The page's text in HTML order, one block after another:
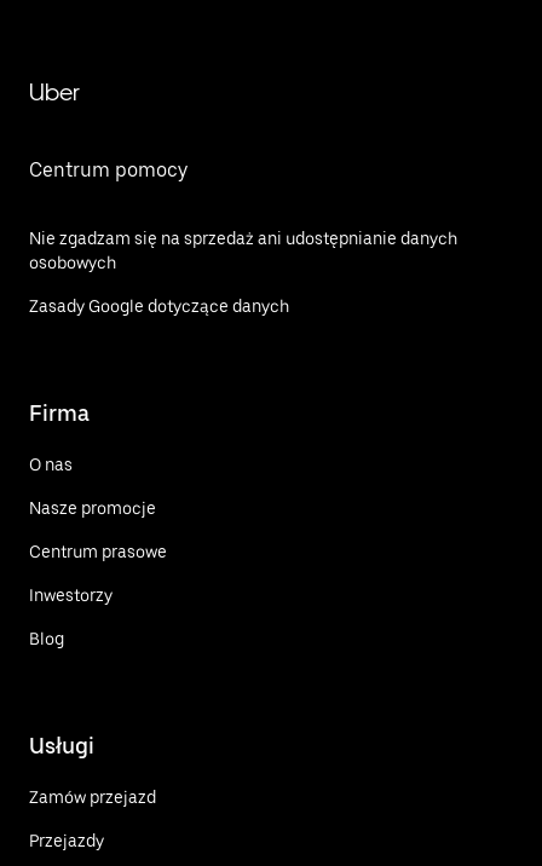
Uber
Centrum pomocy
Nie zgadzam się na sprzedaż ani udostępnianie danych
osobowych
Zasady Google dotyczące danych
Firma
O nas
Nasze promocje
Centrum prasowe
Inwestorzy
Blog
Usługi
Zamów przejazd
Przejazdy